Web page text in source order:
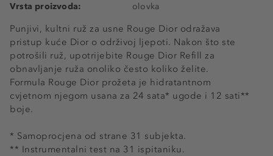
Punjivi, kultni ruž za usne Rouge Dior odražava
pristup kuće Dior o održivoj ljepoti. Nakon što ste
potrošili ruž, upotrijebite Rouge Dior Refill za
obnavljanje ruža onoliko često koliko želite.
Formula Rouge Dior prožeta je hidratantnom
cvjetnom njegom usana za 24 sata* ugode i 12 sati**
boje.
* Samoprocjena od strane 31 subjekta.
** Instrumentalni test na 31 ispitaniku.
Vrsta proizvoda:
olovka